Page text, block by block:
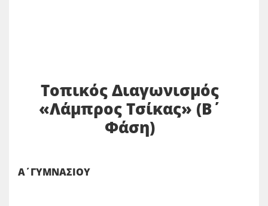
Τοπικός Διαγωνισμός
«Λάμπρος Τσίκας» (Β΄
Φάση)
Α΄ΓΥΜΝΑΣΙΟΥ